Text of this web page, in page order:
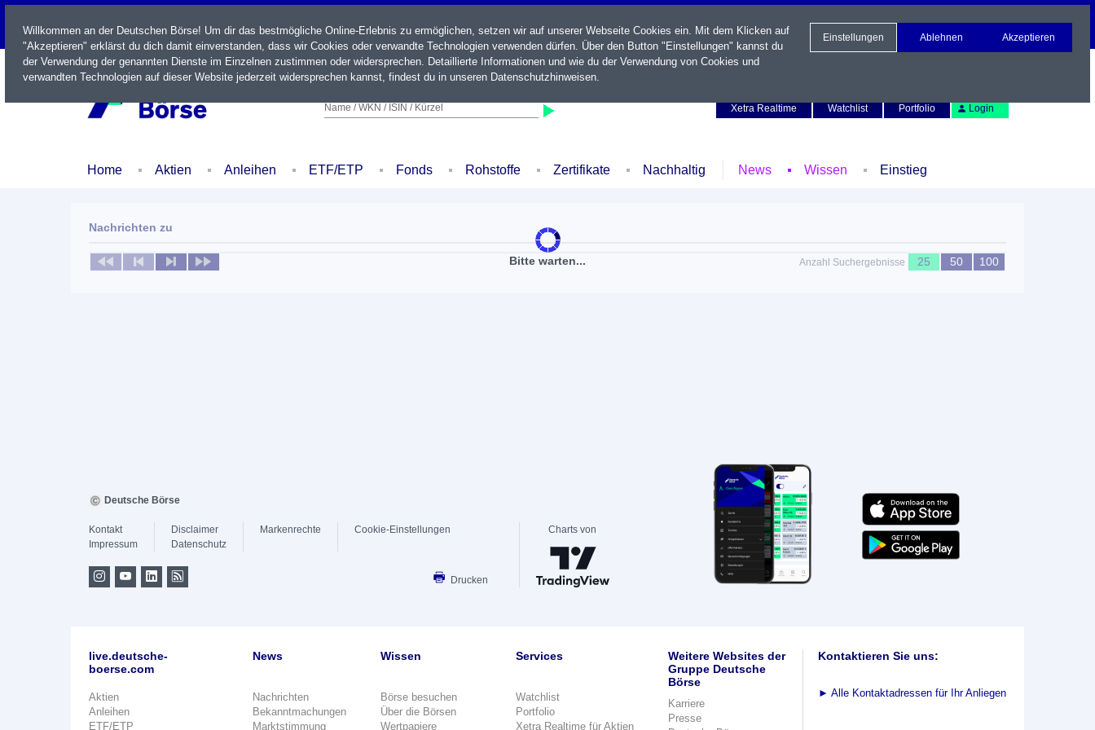
LIVE
Name / WKN / ISIN / Kürzel
Xetra Realtime
Watchlist Portfolio Login
Home Aktien Anleihen ETF/ETP Fonds Rohstoffe Zertifikate Nachhaltig News Wissen Einstieg
Bitte warten...
Nachrichten zu
Keine News verfügbar Anzahl Suchergebnisse 25 50 100
Willkommen an der Deutschen Börse! Um dir das bestmögliche Online-Erlebnis zu ermöglichen, setzen wir auf unserer Webseite Cookies ein. Mit dem Klicken auf
"Akzeptieren" erklärst du dich damit einverstanden, dass wir Cookies oder verwandte Technologien verwenden dürfen. Über den Button "Einstellungen" kannst du
der Verwendung der genannten Dienste im Einzelnen zustimmen oder widersprechen. Detaillierte Informationen und wie du der Verwendung von Cookies und
verwandten Technologien auf dieser Website jederzeit widersprechen kannst, findest du in unseren Datenschutzhinweisen.
Einstellungen Ablehnen Akzeptieren
Deutsche Börse
Kontakt
Impressum
Disclaimer
Datenschutz
Markenrechte Cookie-Einstellungen
Drucken
Charts von
live.deutsche-
boerse.com
Aktien
Anleihen
ETF/ETP
News
Nachrichten
Bekanntmachungen
Marktstimmung
Wissen
Börse besuchen
Über die Börsen
Wertpapiere
Services
Watchlist
Portfolio
Xetra Realtime für Aktien
Weitere Websites der
Gruppe Deutsche
Börse
Karriere
Presse
Kontaktieren Sie uns:
► Alle Kontaktadressen für Ihr Anliegen